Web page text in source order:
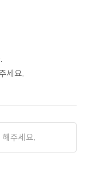
세요.
해주세요.